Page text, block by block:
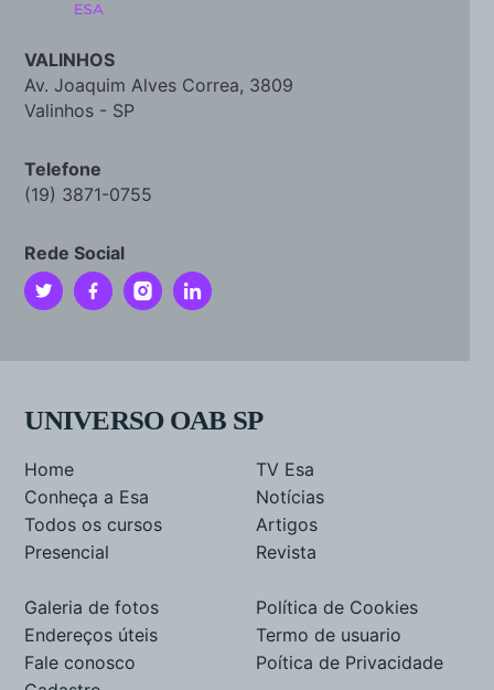
VALINHOS
Av. Joaquim Alves Correa, 3809
Valinhos - SP
Telefone
(19) 3871-0755
Rede Social
UNIVERSO OAB SP
Home
Conheça a Esa
Todos os cursos
Presencial
TV Esa
Notícias
Artigos
Revista
Galeria de fotos
Endereços úteis
Fale conosco
Política de Cookies
Termo de usuario
Poítica de Privacidade